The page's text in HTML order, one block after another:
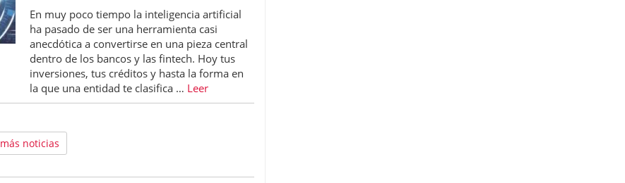
En muy poco tiempo la inteligencia artificial
ha pasado de ser una herramienta casi
anecdótica a convertirse en una pieza central
dentro de los bancos y las fintech. Hoy tus
inversiones, tus créditos y hasta la forma en
la que una entidad te clasifica … Leer
más noticias